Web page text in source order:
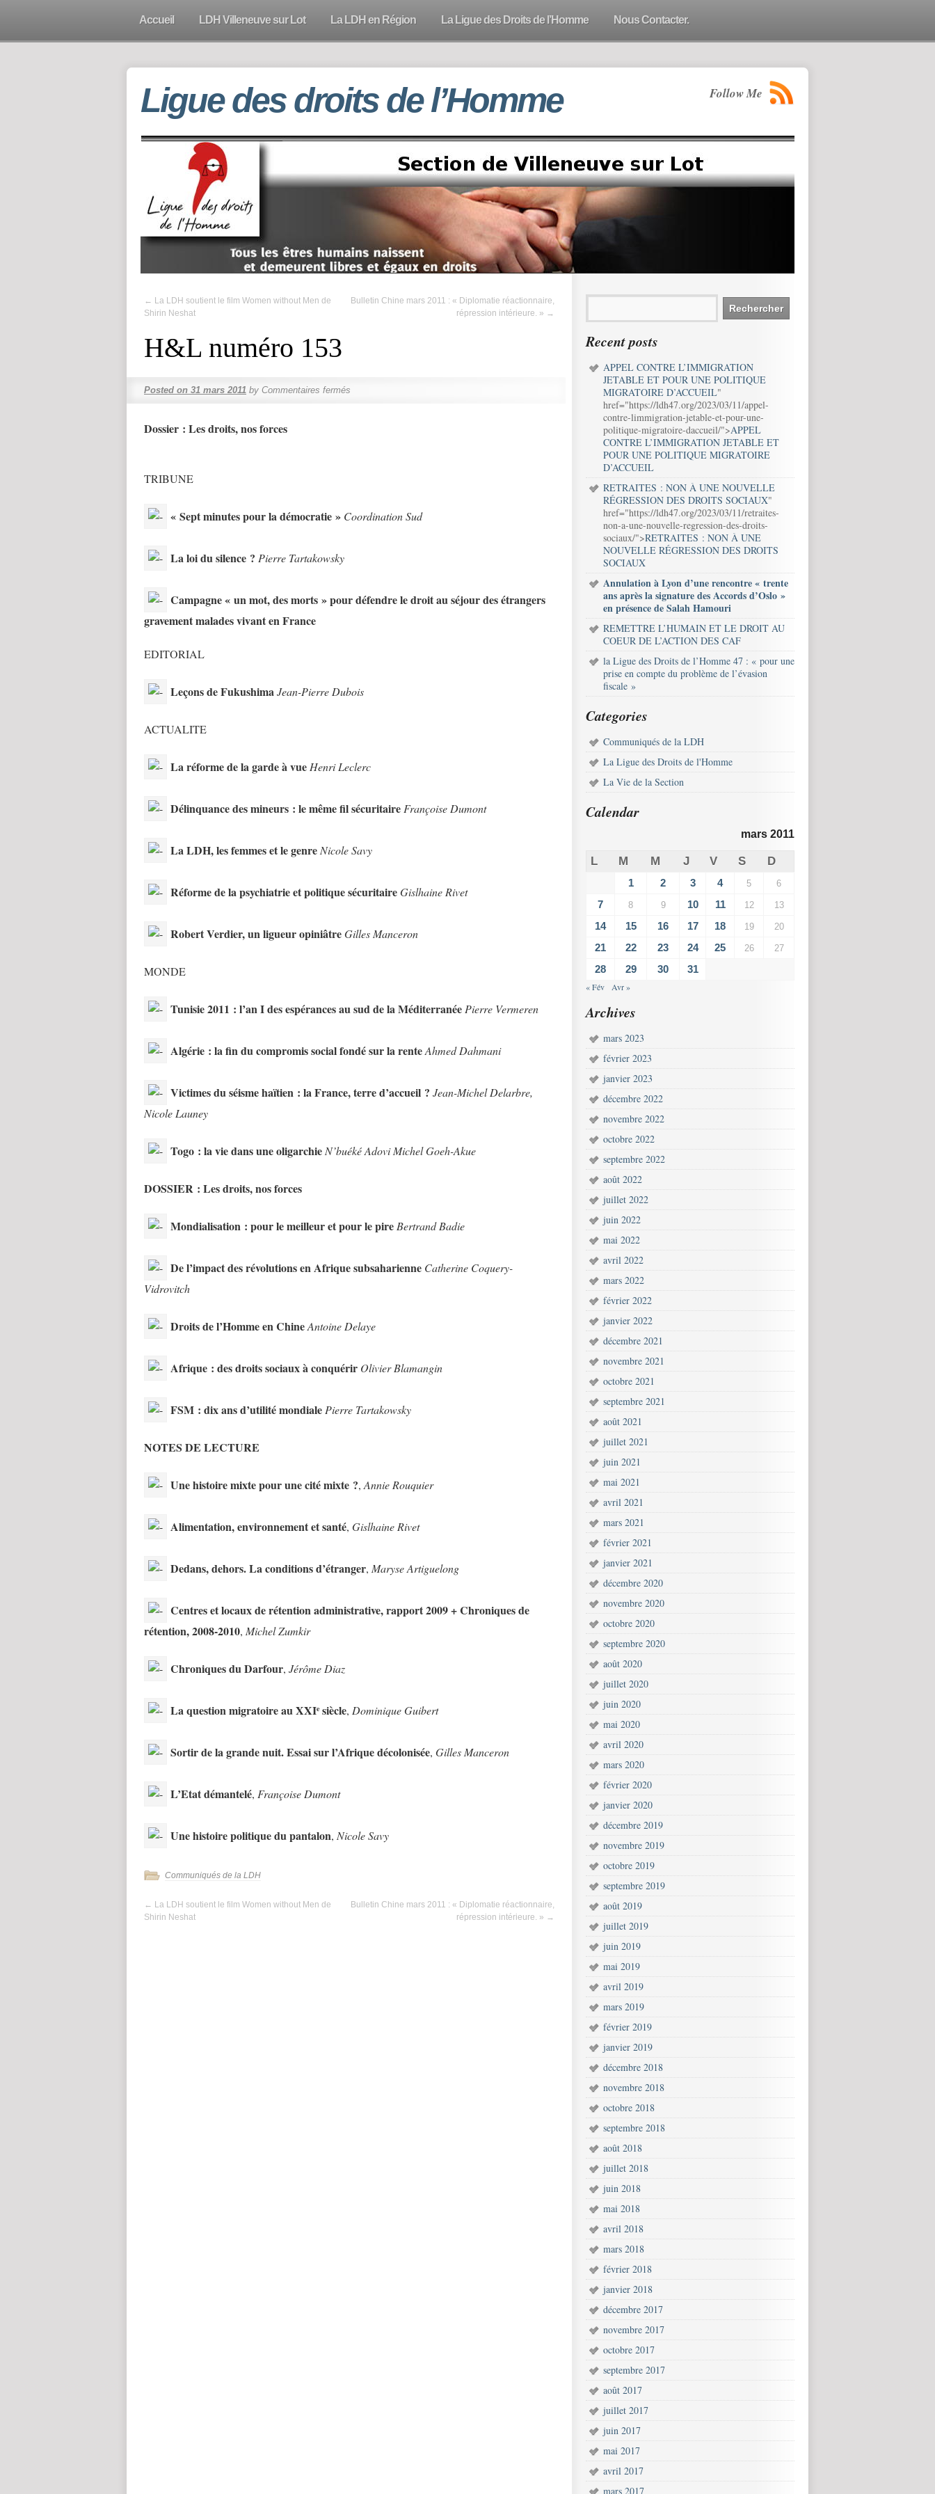
Accueil LDH Villeneuve sur Lot La LDH en Région La Ligue des Droits de l’Homme Nous Contacter.
Ligue des droits de l’Homme Follow Me
← La LDH soutient le film Women without Men de
Shirin Neshat
Bulletin Chine mars 2011 : « Diplomatie réactionnaire,
répression intérieure. » →
H&L numéro 153
Posted on 31 mars 2011 by Commentaires fermés
Dossier : Les droits, nos forces
TRIBUNE
« Sept minutes pour la démocratie » Coordination Sud
La loi du silence ? Pierre Tartakowsky
Campagne « un mot, des morts » pour défendre le droit au séjour des étrangers
gravement malades vivant en France
EDITORIAL
Leçons de FukushimaJean-Pierre Dubois
ACTUALITE
La réforme de la garde à vue Henri Leclerc
Délinquance des mineurs : le même fil sécuritaire Françoise Dumont
La LDH, les femmes et le genre Nicole Savy
Réforme de la psychiatrie et politique sécuritaireGislhaine Rivet
Robert Verdier, un ligueur opiniâtreGilles Manceron
MONDE
Tunisie 2011 : l’an I des espérances au sud de la Méditerranée Pierre Vermeren
Algérie : la fin du compromis social fondé sur la renteAhmed Dahmani
Victimes du séisme haïtien : la France, terre d’accueil ? Jean-Michel Delarbre,
Nicole Launey
Togo : la vie dans une oligarchie N’buéké Adovi Michel Goeh-Akue
DOSSIER : Les droits, nos forces
Mondialisation : pour le meilleur et pour le pire Bertrand Badie
De l’impact des révolutions en Afrique subsaharienne Catherine Coquery-
Vidrovitch
Droits de l’Homme en ChineAntoine Delaye
Afrique : des droits sociaux à conquérir Olivier Blamangin
FSM : dix ans d’utilité mondiale Pierre Tartakowsky
NOTES DE LECTURE
Une histoire mixte pour une cité mixte ?, Annie Rouquier
Alimentation, environnement et santé, Gislhaine Rivet
Dedans, dehors. La conditions d’étranger, Maryse Artiguelong
Centres et locaux de rétention administrative, rapport 2009 + Chroniques de
rétention, 2008-2010, Michel Zumkir
Chroniques du Darfour, Jérôme Diaz
La question migratoire au XXIe siècle, Dominique Guibert
Sortir de la grande nuit. Essai sur l’Afrique décolonisée, Gilles Manceron
L’Etat démantelé, Françoise Dumont
Une histoire politique du pantalon, Nicole Savy
Communiqués de la LDH
← La LDH soutient le film Women without Men de
Shirin Neshat
Bulletin Chine mars 2011 : « Diplomatie réactionnaire,
répression intérieure. » →
Recent posts
APPEL CONTRE L’IMMIGRATION
JETABLE ET POUR UNE POLITIQUE
MIGRATOIRE D’ACCUEIL"
href="https://ldh47.org/2023/03/11/appel-
contre-limmigration-jetable-et-pour-une-
politique-migratoire-daccueil/">APPEL
CONTRE L’IMMIGRATION JETABLE ET
POUR UNE POLITIQUE MIGRATOIRE
D’ACCUEIL
RETRAITES : NON À UNE NOUVELLE
RÉGRESSION DES DROITS SOCIAUX"
href="https://ldh47.org/2023/03/11/retraites-
non-a-une-nouvelle-regression-des-droits-
sociaux/">RETRAITES : NON À UNE
NOUVELLE RÉGRESSION DES DROITS
SOCIAUX
Annulation à Lyon d’une rencontre « trente
ans après la signature des Accords d’Oslo »
en présence de Salah Hamouri
REMETTRE L’HUMAIN ET LE DROIT AU
COEUR DE L’ACTION DES CAF
la Ligue des Droits de l’Homme 47 : « pour une
prise en compte du problème de l’évasion
fiscale »
Categories
Communiqués de la LDH
La Ligue des Droits de l'Homme
La Vie de la Section
Calendar
mars 2011
L M M J V S D
1 2 3 4 5 6
7 8 9 10 11 12 13
14 15 16 17 18 19 20
21 22 23 24 25 26 27
28 29 30 31
« Fév Avr »
Archives
mars 2023
février 2023
janvier 2023
décembre 2022
novembre 2022
octobre 2022
septembre 2022
août 2022
juillet 2022
juin 2022
mai 2022
avril 2022
mars 2022
février 2022
janvier 2022
décembre 2021
novembre 2021
octobre 2021
septembre 2021
août 2021
juillet 2021
juin 2021
mai 2021
avril 2021
mars 2021
février 2021
janvier 2021
décembre 2020
novembre 2020
octobre 2020
septembre 2020
août 2020
juillet 2020
juin 2020
mai 2020
avril 2020
mars 2020
février 2020
janvier 2020
décembre 2019
novembre 2019
octobre 2019
septembre 2019
août 2019
juillet 2019
juin 2019
mai 2019
avril 2019
mars 2019
février 2019
janvier 2019
décembre 2018
novembre 2018
octobre 2018
septembre 2018
août 2018
juillet 2018
juin 2018
mai 2018
avril 2018
mars 2018
février 2018
janvier 2018
décembre 2017
novembre 2017
octobre 2017
septembre 2017
août 2017
juillet 2017
juin 2017
mai 2017
avril 2017
mars 2017